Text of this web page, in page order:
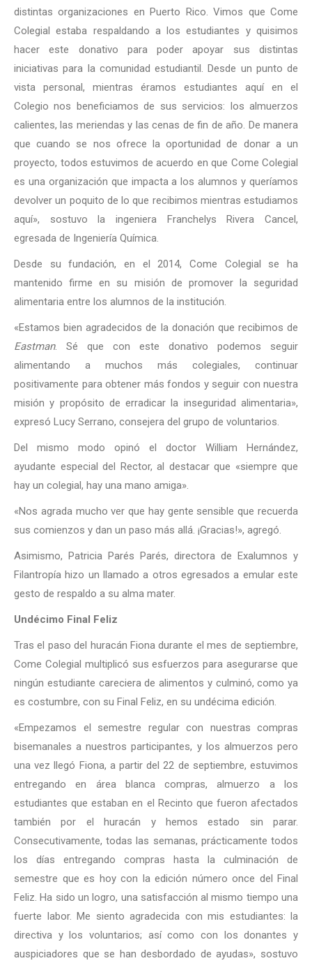
distintas organizaciones en Puerto Rico. Vimos que Come
Colegial estaba respaldando a los estudiantes y quisimos
hacer este donativo para poder apoyar sus distintas
iniciativas para la comunidad estudiantil. Desde un punto de
vista personal, mientras éramos estudiantes aquí en el
Colegio nos beneficiamos de sus servicios: los almuerzos
calientes, las meriendas y las cenas de fin de año. De manera
que cuando se nos ofrece la oportunidad de donar a un
proyecto, todos estuvimos de acuerdo en que Come Colegial
es una organización que impacta a los alumnos y queríamos
devolver un poquito de lo que recibimos mientras estudiamos
aquí», sostuvo la ingeniera Franchelys Rivera Cancel,
egresada de Ingeniería Química.
Desde su fundación, en el 2014, Come Colegial se ha
mantenido firme en su misión de promover la seguridad
alimentaria entre los alumnos de la institución.
«Estamos bien agradecidos de la donación que recibimos de
Eastman. Sé que con este donativo podemos seguir
alimentando a muchos más colegiales, continuar
positivamente para obtener más fondos y seguir con nuestra
misión y propósito de erradicar la inseguridad alimentaria»,
expresó Lucy Serrano, consejera del grupo de voluntarios.
Del mismo modo opinó el doctor William Hernández,
ayudante especial del Rector, al destacar que «siempre que
hay un colegial, hay una mano amiga».
«Nos agrada mucho ver que hay gente sensible que recuerda
sus comienzos y dan un paso más allá. ¡Gracias!», agregó.
Asimismo, Patricia Parés Parés, directora de Exalumnos y
Filantropía hizo un llamado a otros egresados a emular este
gesto de respaldo a su alma mater.
Undécimo Final Feliz
Tras el paso del huracán Fiona durante el mes de septiembre,
Come Colegial multiplicó sus esfuerzos para asegurarse que
ningún estudiante careciera de alimentos y culminó, como ya
es costumbre, con su Final Feliz, en su undécima edición.
«Empezamos el semestre regular con nuestras compras
bisemanales a nuestros participantes, y los almuerzos pero
una vez llegó Fiona, a partir del 22 de septiembre, estuvimos
entregando en área blanca compras, almuerzo a los
estudiantes que estaban en el Recinto que fueron afectados
también por el huracán y hemos estado sin parar.
Consecutivamente, todas las semanas, prácticamente todos
los días entregando compras hasta la culminación de
semestre que es hoy con la edición número once del Final
Feliz. Ha sido un logro, una satisfacción al mismo tiempo una
fuerte labor. Me siento agradecida con mis estudiantes: la
directiva y los voluntarios; así como con los donantes y
auspiciadores que se han desbordado de ayudas», sostuvo